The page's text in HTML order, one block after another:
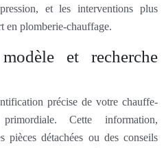
et les interventions plus
en plomberie-chauffage.
et recherche
précise de votre chauffe-
Cette information,
pièces détachées ou des conseils